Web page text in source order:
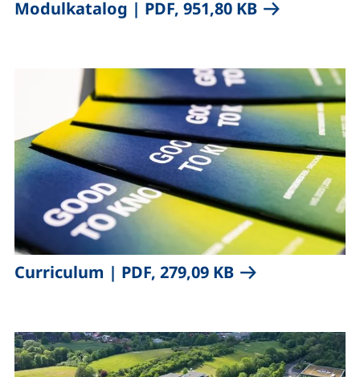
Modulkatalog | PDF, 951,80 KB(öffnet
Curriculum | PDF, 279,09 KB(öffnet neues